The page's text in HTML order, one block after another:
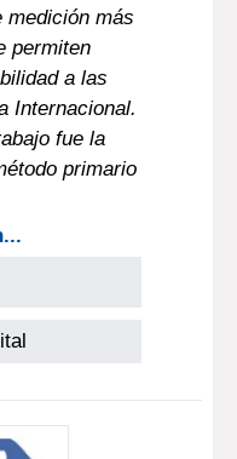
medición más
permiten
a las
Internacional.
fue la
primario